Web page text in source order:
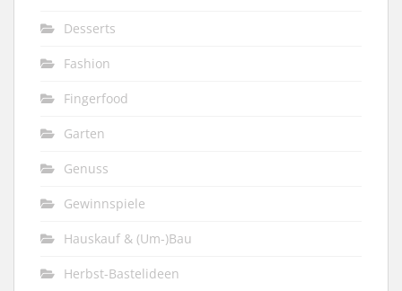
Desserts
Fashion
Fingerfood
Garten
Genuss
Gewinnspiele
Hauskauf & (Um-)Bau
Herbst-Bastelideen